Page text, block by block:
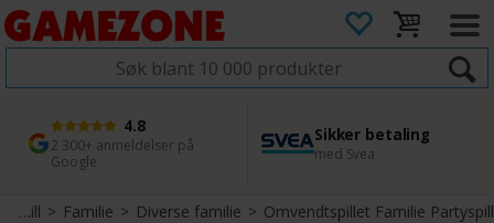
4.8
2 300+ anmeldelser på
Google
Sikker betaling
med Svea
1 dags levering
Bestill innen kl. 12
45 dager returfrist
Enkel retur
Brettspill > Familie> Diverse familie>Omvendtspillet Familie Partyspill